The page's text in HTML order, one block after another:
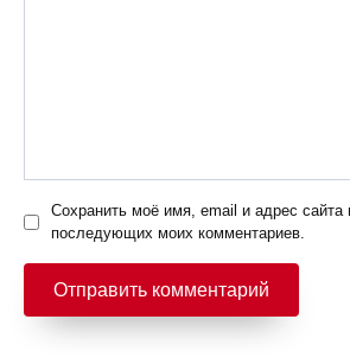
Сохранить моё имя, email и адрес сайта
последующих моих комментариев.